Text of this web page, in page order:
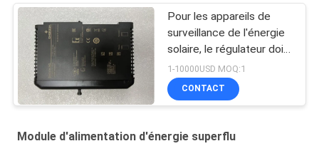
Pour les appareils de
surveillance de l'énergie
solaire, le régulateur doit
être équipé d'un système
de contrôle de l'énergie
solaire.
1-10000USD MOQ:1
CONTACT
Module d'alimentation d'énergie superflu